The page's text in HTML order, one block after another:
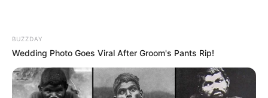
BUZZDAY
Wedding Photo Goes Viral After Groom's Pants Rip!